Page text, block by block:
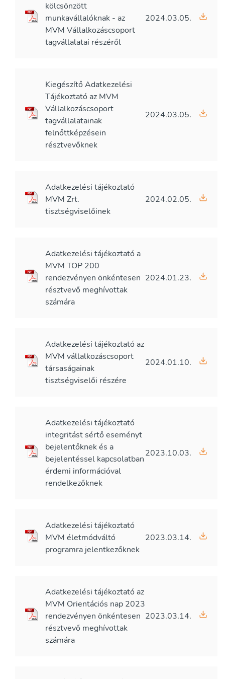
kölcsönzött
munkavállalóknak - az
MVM Vállalkozáscsoport
tagvállalatai részéről
2024.03.05.
Kiegészítő Adatkezelési
Tájékoztató az MVM
Vállalkozáscsoport
tagvállalatainak
felnőttképzésein
résztvevőknek
2024.03.05.
Adatkezelési tájékoztató
MVM Zrt.
tisztségviselőinek
2024.02.05.
Adatkezelési tájékoztató a
MVM TOP 200
rendezvényen önkéntesen
résztvevő meghívottak
számára
2024.01.23.
Adatkezelési tájékoztató az
MVM vállalkozáscsoport
társaságainak
tisztségviselői részére
2024.01.10.
Adatkezelési tájékoztató
integritást sértő eseményt
bejelentőknek és a
bejelentéssel kapcsolatban
érdemi információval
rendelkezőknek
2023.10.03.
Adatkezelési tájékoztató
MVM életmódváltó
programra jelentkezőknek
2023.03.14.
Adatkezelési tájékoztató az
MVM Orientációs nap 2023
rendezvényen önkéntesen
résztvevő meghívottak
számára
2023.03.14.